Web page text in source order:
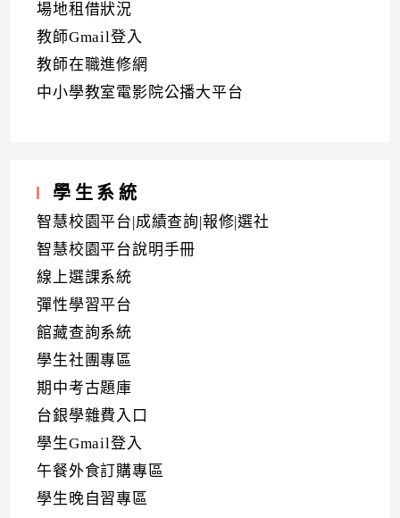
場地租借狀況
教師Gmail登入
教師在職進修網
中小學教室電影院公播大平台
學生系統
智慧校園平台|成績查詢|報修|選社
智慧校園平台說明手冊
線上選課系統
彈性學習平台
館藏查詢系統
學生社團專區
期中考古題庫
台銀學雜費入口
學生Gmail登入
午餐外食訂購專區
學生晚自習專區